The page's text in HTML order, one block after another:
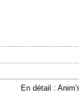
En détail :